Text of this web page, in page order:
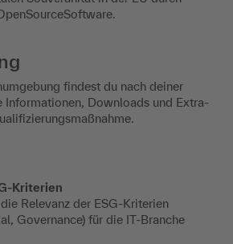
findest du nach deiner
Informationen, Downloads und Extra-
Kriterien
Relevanz der ESG-Kriterien
Governance) für die IT-Branche